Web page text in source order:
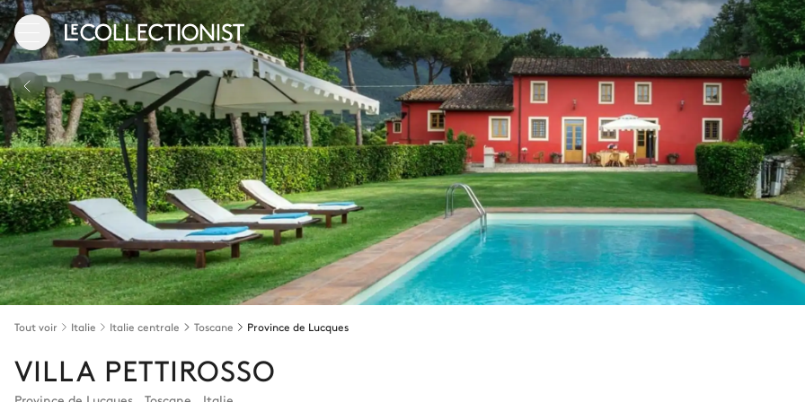
Tout voir Italie Italie centrale Toscane Province de Lucques
VILLA PETTIROSSO